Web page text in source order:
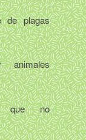
de plagas
que no